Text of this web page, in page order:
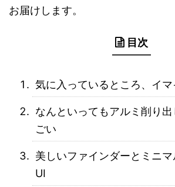
お届けします。
目次
気に入っているところ、イ
なんといってもアルミ削り
ごい
美しいファインダーとミニ
UI